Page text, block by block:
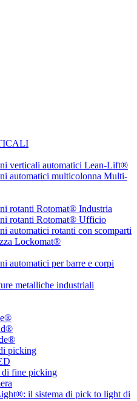
verticali automatici Lean-Lift®
automatici multicolonna Multi-
rotanti Rotomat® Industria
rotanti Rotomat® Ufficio
automatici rotanti con scomparti
Lockomat®
automatici per barre e corpi
metalliche industriali
picking
di fine picking
il sistema di pick to light di